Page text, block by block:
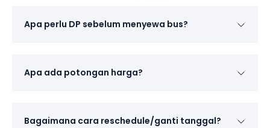
Apa perlu DP sebelum menyewa bus?
Apa ada potongan harga?
Bagaimana cara reschedule/ganti tanggal?